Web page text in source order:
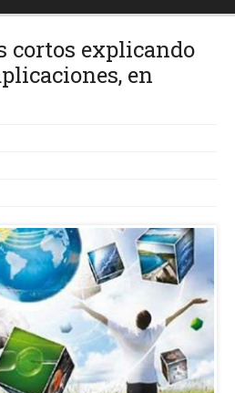
cortos explicando
en